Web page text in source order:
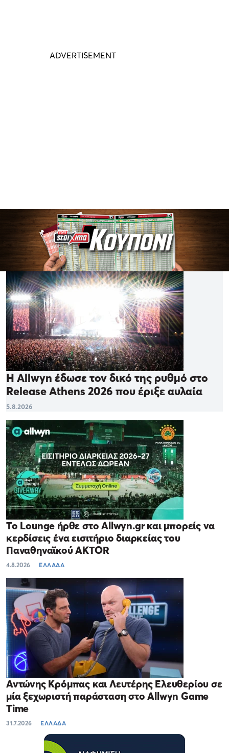
Η Allwyn έδωσε τον δικό της ρυθμό στο
Release Athens 2026 που έριξε αυλαία
5.8.2026
Το Lounge ήρθε στο Allwyn.gr και μπορείς να
κερδίσεις ένα εισιτήριο διαρκείας του
Παναθηναϊκού AKTOR
4.8.2026 ΕΛΛΑΔΑ
Αντώνης Κρόμπας και Λευτέρης Ελευθερίου σε
μία ξεχωριστή παράσταση στο Allwyn Game
Time
31.7.2026 ΕΛΛΑΔΑ